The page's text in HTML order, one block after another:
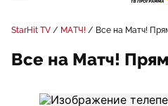
StarHit TV МАТЧ! Все на Матч!
Все на Матч!